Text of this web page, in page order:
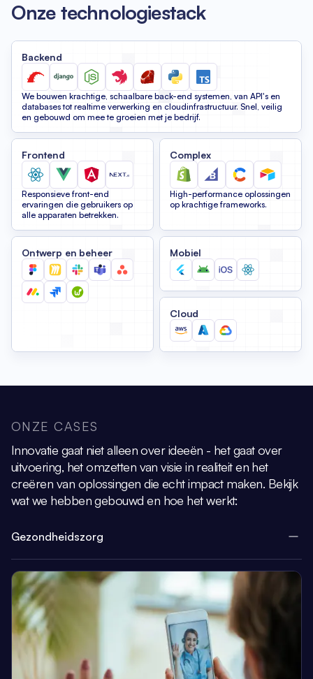
Onze technologiestack
Backend
We bouwen krachtige, schaalbare back-end systemen, van API's en
databases tot realtime verwerking en cloudinfrastructuur. Snel, veilig
en gebouwd om mee te groeien met je bedrijf.
Frontend
Responsieve front-end
ervaringen die gebruikers op
alle apparaten betrekken.
Complex
High-performance oplossingen
op krachtige frameworks.
Ontwerp en beheer Mobiel
Cloud
ONZE CASES
Innovatie gaat niet alleen over ideeën - het gaat over
uitvoering, het omzetten van visiein realiteit en het
creëren van oplossingen die echt impact maken. Bekijk
wat we hebben gebouwd en hoe het werkt:
Gezondheidszorg